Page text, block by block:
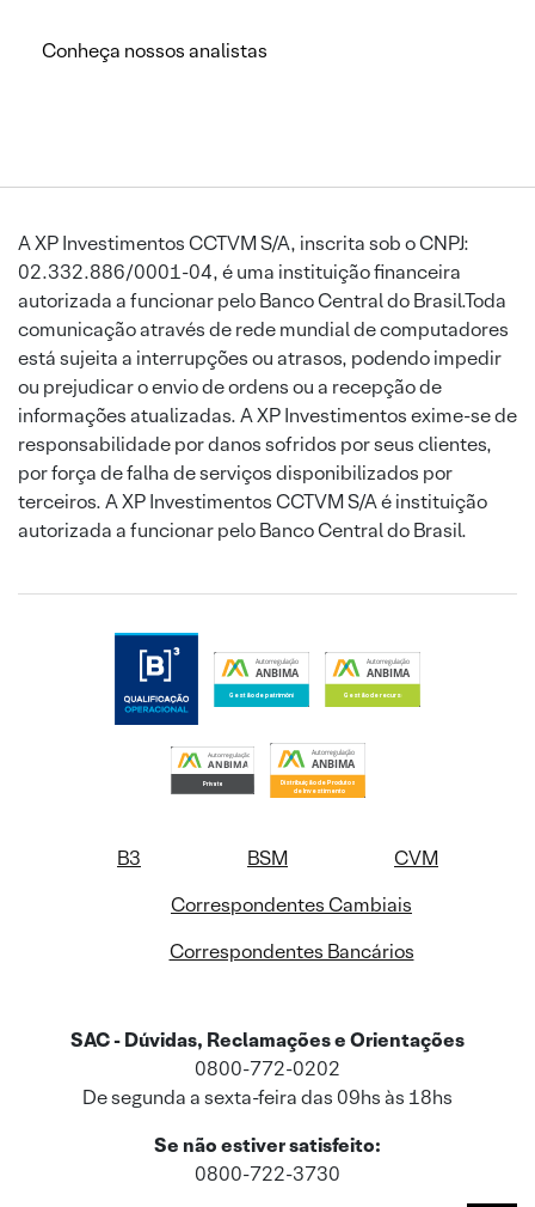
Conheça nossos analistas
A XP Investimentos CCTVM S/A, inscrita sob o CNPJ:
02.332.886/0001-04, é uma instituição financeira
autorizada a funcionar pelo Banco Central do Brasil.Toda
comunicação através de rede mundial de computadores
está sujeita a interrupções ou atrasos, podendo impedir
ou prejudicar o envio de ordens ou a recepção de
informações atualizadas. A XP Investimentos exime-se de
responsabilidade por danos sofridos por seus clientes,
por força de falha de serviços disponibilizados por
terceiros. A XP Investimentos CCTVM S/A é instituição
autorizada a funcionar pelo Banco Central do Brasil.
B3 BSM
CVM
Correspondentes Cambiais
Correspondentes Bancários
SAC - Dúvidas, Reclamações e Orientações
0800-772-0202
De segunda a sexta-feira das 09hs às 18hs
Se não estiver satisfeito:
0800-722-3730